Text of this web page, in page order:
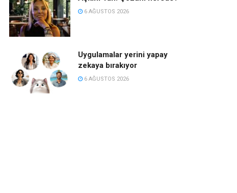
6 AĞUSTOS 2026
Uygulamalar yerini yapay
zekaya bırakıyor
6 AĞUSTOS 2026